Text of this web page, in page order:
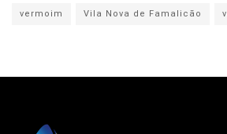
vermoim
Vila Nova de Famalicão